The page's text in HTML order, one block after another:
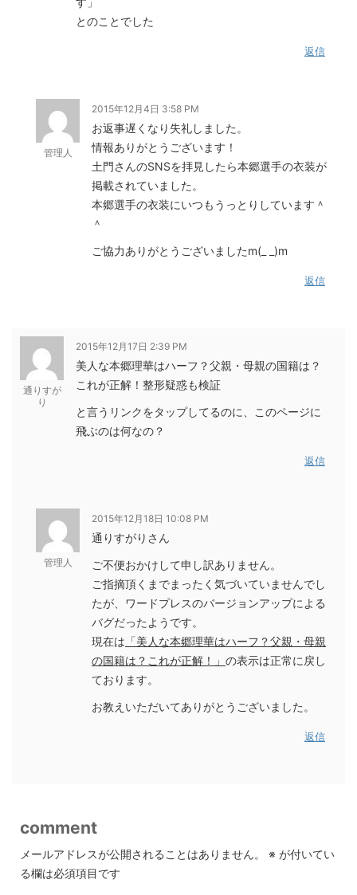
とのことでした
返信
管理人
2015年12月4日 3:58 PM
お返事遅くなり失礼しました。
情報ありがとうございます！
土門さんのSNSを拝見したら本郷選手の衣装が
掲載されていました。
本郷選手の衣装にいつもうっとりしています＾
＾
ご協力ありがとうございましたm(_ _)m
返信
通りすが
り
2015年12月17日 2:39 PM
美人な本郷理華はハーフ？父親・母親の国籍は？
これが正解！整形疑惑も検証
と言うリンクをタップしてるのに、このページに
飛ぶのは何なの？
返信
管理人
2015年12月18日 10:08 PM
通りすがりさん
ご不便おかけして申し訳ありません。
ご指摘頂くまでまったく気づいていませんでし
たが、ワードプレスのバージョンアップによる
バグだったようです。
現在は 「美人な本郷理華はハーフ？父親・母親
の国籍は？これが正解！」 の表示は正常に戻し
ております。
お教えいただいてありがとうございました。
返信
comment
メールアドレスが公開されることはありません。 ※ が付いてい
る欄は必須項目です